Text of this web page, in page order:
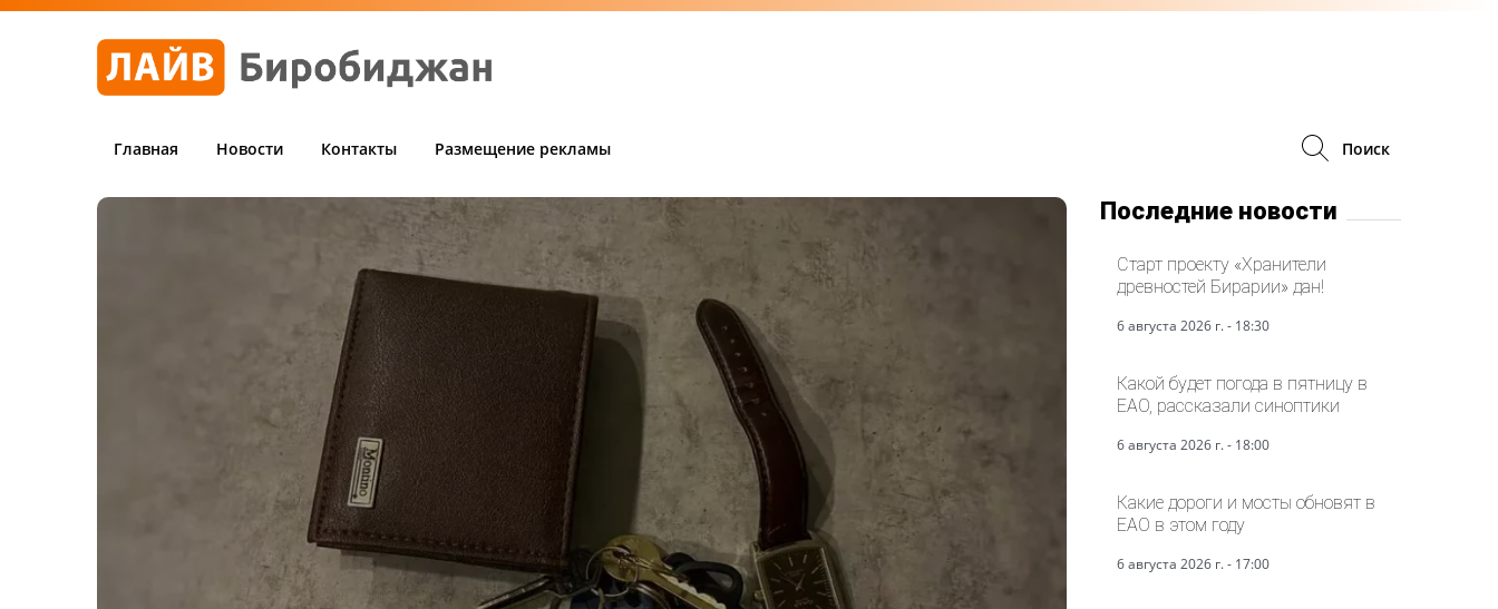
Главная Новости Контакты Размещение рекламы Поиск
Последние новости
Старт проекту «Хранители
древностей Бирарии» дан!
6 августа 2026 г. - 18:30
Какой будет погода в пятницу в
ЕАО, рассказали синоптики
6 августа 2026 г. - 18:00
Какие дороги и мосты обновят в
ЕАО в этом году
6 августа 2026 г. - 17:00